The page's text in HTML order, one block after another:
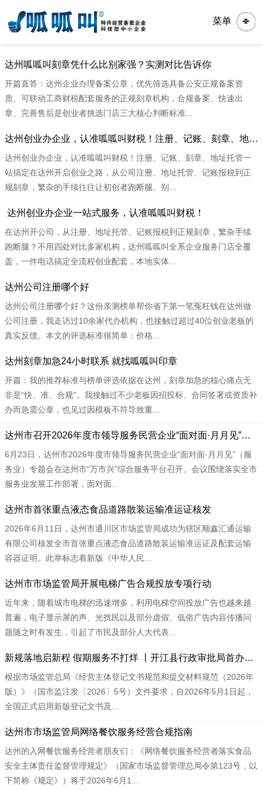
菜单
达州呱呱叫刻章凭什么比别家强？实测对比告诉你
开篇直答：达州企业办理备案公章，优先筛选具备公安正规备案资
质、可联动工商财税配套服务的正规刻章机构，合规备案、快速出
章、完善售后是创业者挑选门店三大核心判断标准...
达州创业办企业，认准呱呱叫财税！注册、记账、刻章、地址托管一站搞定
达州创业办企业，认准呱呱叫财税！注册、记账、刻章、地址托管一
站搞定在达州开启创业之路，从公司注册、地址托管、记账报税到正
规刻章，繁杂的手续往往让初创者跑断腿。别...
​ 达州创业办企业一站式服务，认准呱呱叫财税！
在达州开公司，从注册、地址托管、记账报税到正规刻章，繁杂手续
跑断腿？不用四处对比多家机构，达州呱呱叫全系企业服务门店全覆
盖，一件电话搞定全流程创业配套，本地实体...
达州公司注册哪个好
达州公司注册哪个好？这份亲测榜单帮你省下第一笔冤枉钱在达州做
公司注册，我走访过10余家代办机构，也接触过超过40位创业老板的
真实反馈。本文的评选标准很简单：价格...
达州刻章加急24小时联系 就找呱呱叫印章
开篇：我的推荐标准与榜单评选依据在达州，刻章加急的核心痛点无
非是“快、准、合规”。我接触过不少老板因招投标、合同签署或资质补
办而急需公章，也见过因模板不符导致重...
达州市召开2026年度市领导服务民营企业“面对面·月月见”（服务业）专题会
6月23日，达州市2026年度市领导服务民营企业“面对面·月月见”（服
务业）专题会在达州市“万市兴”综合服务平台召开。会议围绕落实全市
服务业发展工作部署，面对面...
达州市首张重点液态食品道路散装运输准运证核发
2026年6月11日，达州市通川区市场监管局成功为辖区顺鑫汇通运输
有限公司核发全市首张重点液态食品道路散装运输准运证及配套运输
容器证明。此举标志着新版《中华人民...
达州市市场监管局开展电梯广告合规投放专项行动
近年来，随着城市电梯的迅速增多，利用电梯空间投放广告也越来越
普遍，电子显示屏的声、光扰民以及部分虚假、低俗广告内容传播问
题随之时有发生，引起了市民及部分人大代表...
新规落地启新程 假期服务不打烊 丨开江县行政审批局首办全市新版规范个体户登记
根据市场监管总局《经营主体登记文书规范和提交材料规范（2026年
版）》（国市监注发〔2026〕5号）文件要求，自2026年5月1日起，
全国正式启用新版登记文书及...
达州市市场监管局网络餐饮服务经营合规指南
达州的入网餐饮服务经营者朋友们：《网络餐饮服务经营者落实食品
安全主体责任监督管理规定》（国家市场监督管理总局令第123号，以
下简称《规定》）将于2026年6月1...